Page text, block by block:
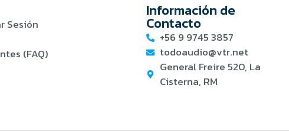
Sesión
(FAQ)
Información de
Contacto
+56 9 9745 3857
todoaudio@vtr.net
General Freire 520, La
Cisterna, RM